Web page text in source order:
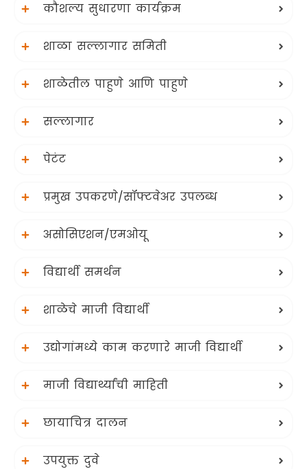
कौशल्य सुधारणा कार्यक्रम
शाळा सल्लागार समिती
शाळेतील पाहुणे आणि पाहुणे
सल्लागार
पेटंट
प्रमुख उपकरणे/सॉफ्टवेअर उपलब्ध
असोसिएशन/एमओयू
विद्यार्थी समर्थन
शाळेचे माजी विद्यार्थी
उद्योगांमध्ये काम करणारे माजी विद्यार्थी
माजी विद्यार्थ्यांची माहिती
छायाचित्र दालन
उपयुक्त दुवे